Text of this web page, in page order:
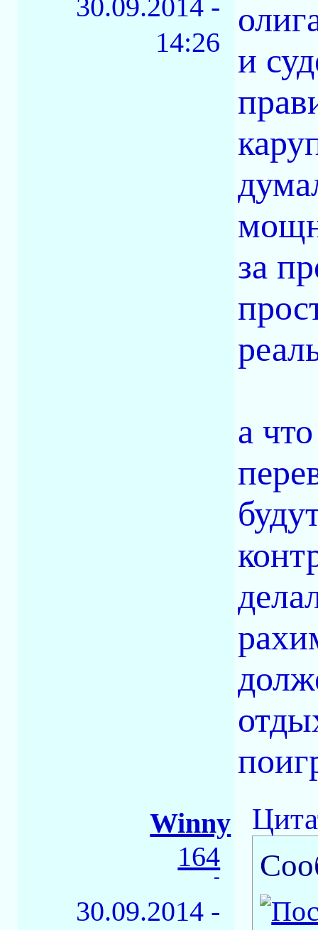
30.09.2014 -
14:26 и
за
а
Winny
164
-
30.09.2014 -